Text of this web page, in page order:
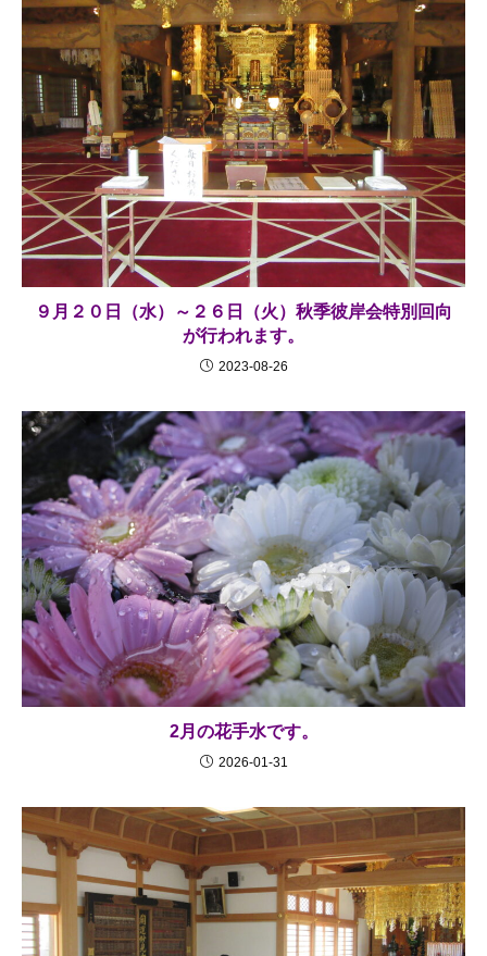
９月２０日（水）～２６日（火）秋季彼岸会特別回向
が行われます。
2023-08-26
2月の花手水です。
2026-01-31